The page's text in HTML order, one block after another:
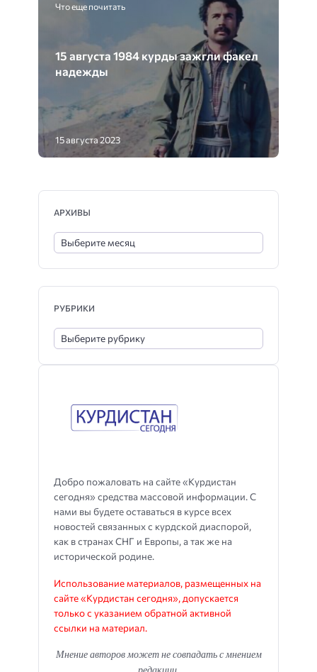
Что еще почитать
15 августа 1984 курды зажгли факел
надежды
15 августа 2023
Добро пожаловать на сайте «Курдистан
сегодня» средства массовой информации. С
нами вы будете оставаться в курсе всех
новостей связанных с курдской диаспорой,
как в странах СНГ и Европы, а так же на
исторической родине.
Использование материалов, размещенных на
сайте «Курдистан сегодня», допускается
только с указанием обратной активной
ссылки на материал.
Мнение авторов может не совпадать с мнением
АРХИВЫ
РУБРИКИ